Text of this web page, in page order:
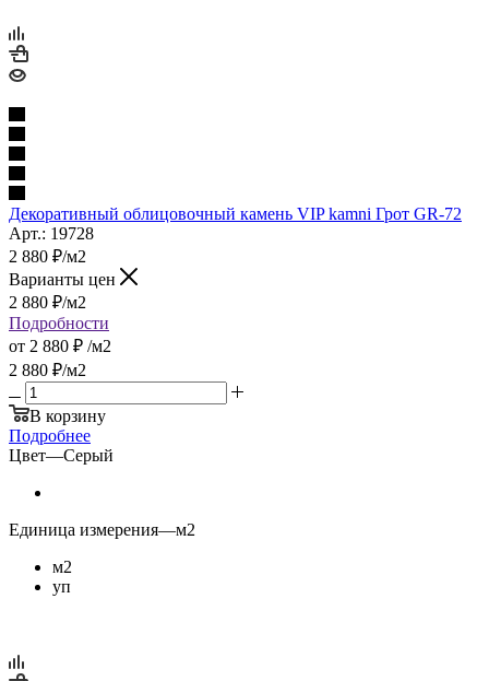
Декоративный облицовочный камень VIP kamni Грот GR-72
Арт.: 19728
2 880 ₽/м2
Варианты цен
2 880 ₽/м2
Подробности
от 2 880 ₽ /м2
2 880 ₽/м2
В корзину
Подробнее
Цвет—Серый
Единица измерения—м2
м2
уп